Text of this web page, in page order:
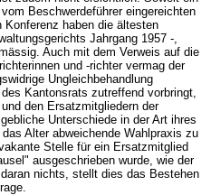
Beschwerdeführer eingereichten
haben die ältesten
Jahrgang 1957 -,
Auch mit dem Verweis auf die
und -richter vermag der
Ungleichbehandlung
Kantonsrats zutreffend vorbringt,
den Ersatzmitgliedern der
Unterschiede in der Art ihres
Alter abweichende Wahlpraxis zu
Stelle für ein Ersatzmitglied
ausgeschrieben wurde, wie der
nichts, stellt dies das Bestehen